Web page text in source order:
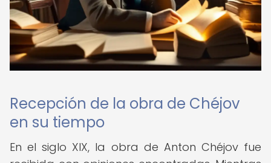
Recepción de la obra de Chéjov
en su tiempo
En el siglo XIX, la obra de Anton Chéjov fue